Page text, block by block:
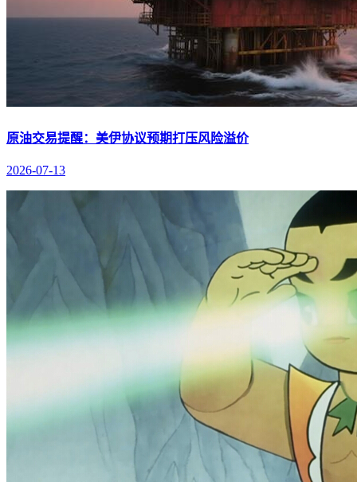
原油交易提醒：美伊协议预期打压风险溢价
2026-07-13